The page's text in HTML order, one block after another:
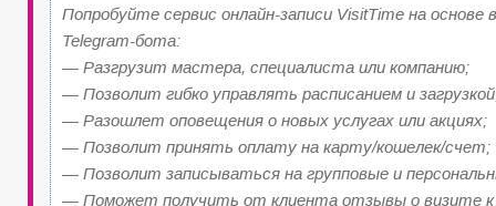
Попробуйте сервис онлайн-записи VisitTime на основе
Telegram-бота:
— Разгрузит мастера, специалиста или компанию;
— Позволит гибко управлять расписанием и
— Разошлет оповещения о новых услугах или акциях;
— Позволит принять оплату на карту/кошелек/счет;
— Позволит записываться на групповые и
— Поможет получить от клиента отзывы о визите к